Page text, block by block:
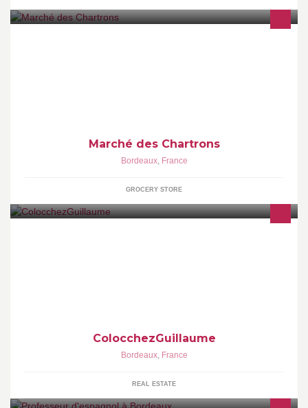
Marché des Chartrons
Bordeaux, France
GROCERY STORE
ColocchezGuillaume
Bordeaux, France
REAL ESTATE